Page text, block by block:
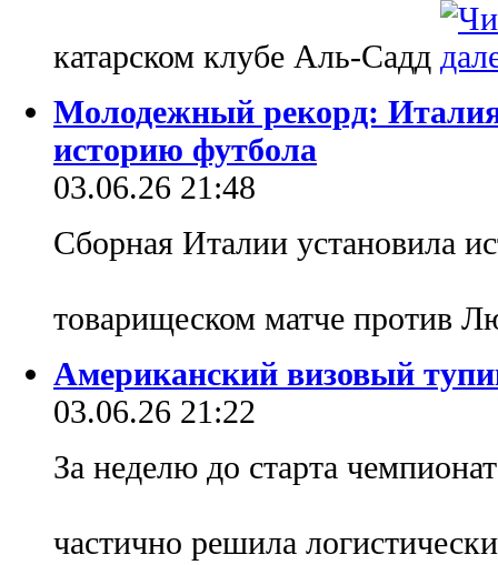
катарском клубе Аль-Садд
Молодежный рекорд:
историю футбола
03.06.26 21:48
Сборная Италии установила
товарищеском матче против
Американский визовый
03.06.26 21:22
За неделю до старта
частично решила